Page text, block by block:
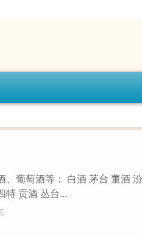
葡萄酒等： 白酒 茅台 董酒
特 贡酒 丛台...